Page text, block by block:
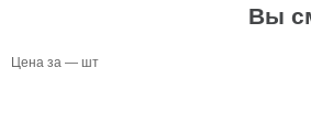
Вы
Цена за — шт